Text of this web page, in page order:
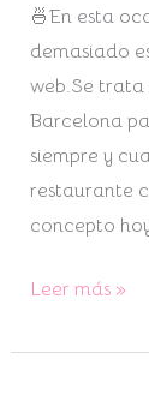
🍜En esta
demasiado
web.Se trata
Barcelona
siempre y
restaurante
concepto
cerveza
Gourmet
Leer más »